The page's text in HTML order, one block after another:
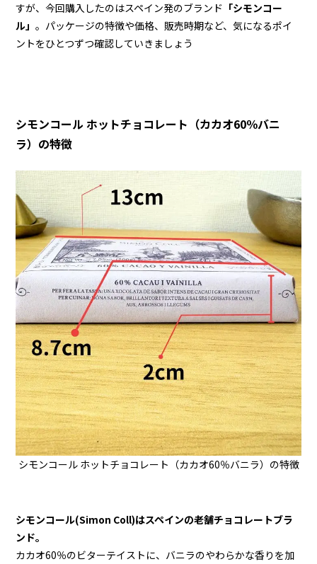
すが、今回購入したのはスペイン発のブランド 「シモンコー
ル」。パッケージの特徴や価格、販売時期など、気になるポイ
ントをひとつずつ確認していきましょう
シモンコール ホットチョコレート（カカオ60％バニ
ラ）の特徴
シモンコール ホットチョコレート（カカオ60％バニラ）の特徴
シモンコール(Simon Coll)はスペインの老舗チョコレートブラ
ンド。
カカオ60％のビターテイストに、バニラのやわらかな香りを加